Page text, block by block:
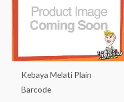
Kebaya Melati Plain
Barcode